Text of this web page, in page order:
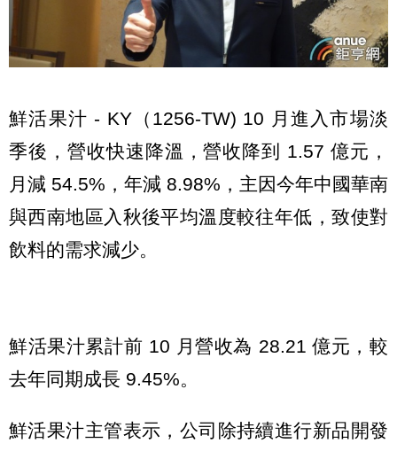
鮮活果汁 - KY（1256-TW) 10 月進入市場淡
季後，營收快速降溫，營收降到 1.57 億元，
月減 54.5%，年減 8.98%，主因今年中國華南
與西南地區入秋後平均溫度較往年低，致使對
飲料的需求減少。
鮮活果汁累計前 10 月營收為 28.21 億元，較
去年同期成長 9.45%。
鮮活果汁主管表示，公司除持續進行新品開發